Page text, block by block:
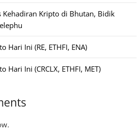
Kehadiran Kripto di Bhutan, Bidik
Hari Ini (RE, ETHFI, ENA)
Hari Ini (CRCLX, ETHFI, MET)